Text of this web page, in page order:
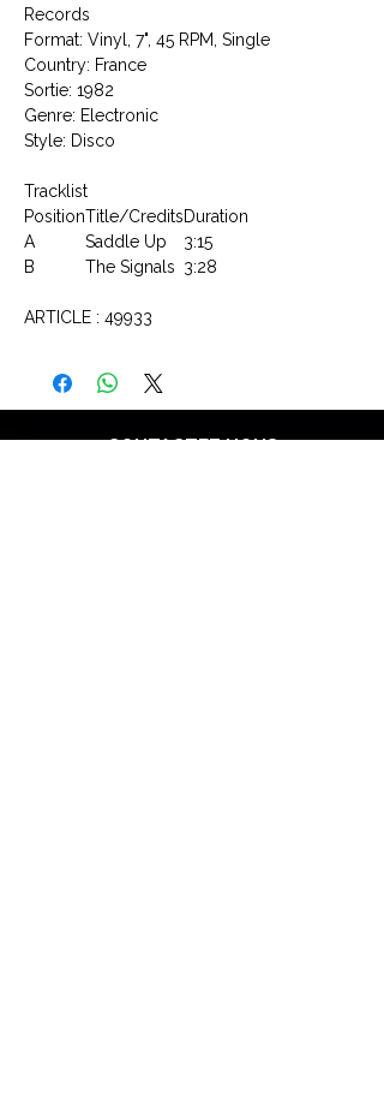
Records
Format: Vinyl, 7", 45 RPM, Single
Country: France
Sortie: 1982
Genre: Electronic
Style: Disco
Tracklist
PositionTitle/CreditsDuration
A
Saddle Up
3:15
B
The Signals 3:28
ARTICLE : 49933
CONTACTEZ NOUS